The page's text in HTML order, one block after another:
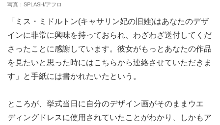
写真：SPLASH/アフロ
「ミス・ミドルトン(キャサリン妃の旧姓)はあなたのデザ
インに非常に興味を持っておられ、わざわざ送付してくだ
さったことに感謝しています。彼女がもっとあなたの作品
を見たいと思った時にはこちらから連絡させていただきま
す」と手紙には書かれたいたという。
ところが、挙式当日に自分のデザイン画がそのままウエ
ディングドレスに使用されていたことがわかり、しかもア